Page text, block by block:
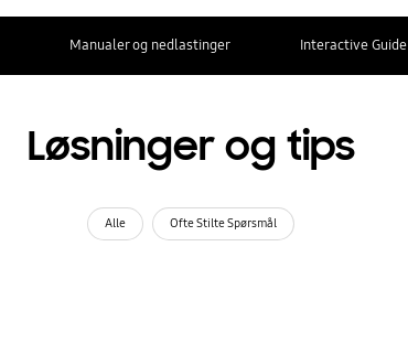
Manualer og nedlastinger Interactive Guide
Løsninger og tips
Alle Ofte Stilte Spørsmål